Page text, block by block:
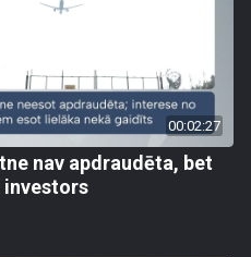
00:02:27
nav apdraudēta, bet